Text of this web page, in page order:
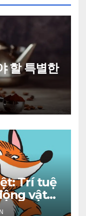
할 특별한
Trí tuệ
vật